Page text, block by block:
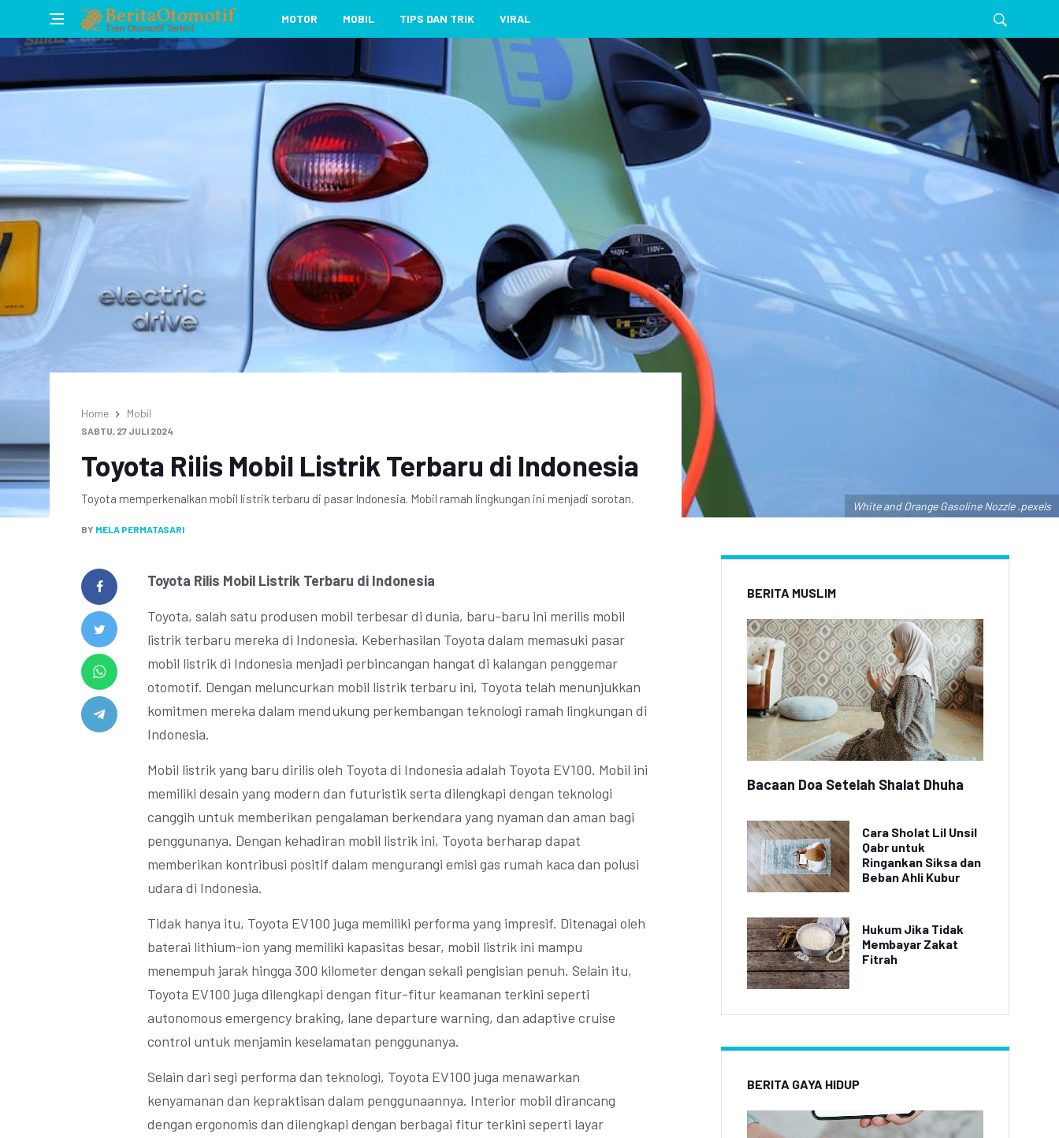
MOTOR MOBIL TIPS DAN TRIK VIRAL
White and Orange Gasoline Nozzle .pexels
Home Mobil
SABTU, 27 JULI 2024
Toyota Rilis Mobil Listrik Terbaru di Indonesia
Toyota memperkenalkan mobil listrik terbaru di pasar Indonesia. Mobil ramah lingkungan ini menjadi sorotan.
BY MELA PERMATASARI
Toyota Rilis Mobil Listrik Terbaru di Indonesia
Toyota, salah satu produsen mobil terbesar di dunia, baru-baru ini merilis mobil
listrik terbaru mereka di Indonesia. Keberhasilan Toyota dalam memasuki pasar
mobil listrik di Indonesia menjadi perbincangan hangat di kalangan penggemar
otomotif. Dengan meluncurkan mobil listrik terbaru ini, Toyota telah menunjukkan
komitmen mereka dalam mendukung perkembangan teknologi ramah lingkungan di
Indonesia.
Mobil listrik yang baru dirilis oleh Toyota di Indonesia adalah Toyota EV100. Mobil ini
memiliki desain yang modern dan futuristik serta dilengkapi dengan teknologi
canggih untuk memberikan pengalaman berkendara yang nyaman dan aman bagi
penggunanya. Dengan kehadiran mobil listrik ini, Toyota berharap dapat
memberikan kontribusi positif dalam mengurangi emisi gas rumah kaca dan polusi
udara di Indonesia.
Tidak hanya itu, Toyota EV100 juga memiliki performa yang impresif. Ditenagai oleh
baterai lithium-ion yang memiliki kapasitas besar, mobil listrik ini mampu
menempuh jarak hingga 300 kilometer dengan sekali pengisian penuh. Selain itu,
Toyota EV100 juga dilengkapi dengan fitur-fitur keamanan terkini seperti
autonomous emergency braking, lane departure warning, dan adaptive cruise
control untuk menjamin keselamatan penggunanya.
Selain dari segi performa dan teknologi, Toyota EV100 juga menawarkan
kenyamanan dan kepraktisan dalam penggunaannya. Interior mobil dirancang
dengan ergonomis dan dilengkapi dengan berbagai fitur terkini seperti layar
BERITA MUSLIM
Bacaan Doa Setelah Shalat Dhuha
Cara Sholat Lil Unsil
Qabr untuk
Ringankan Siksa dan
Beban Ahli Kubur
Hukum Jika Tidak
Membayar Zakat
Fitrah
BERITA GAYA HIDUP